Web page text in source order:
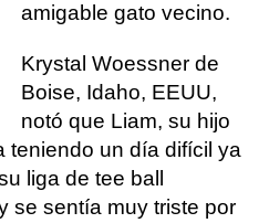
amigable gato vecino.
Krystal Woessner de
Boise, Idaho, EEUU,
notó que Liam, su hijo
teniendo un día difícil ya
liga de tee ball
se sentía muy triste por